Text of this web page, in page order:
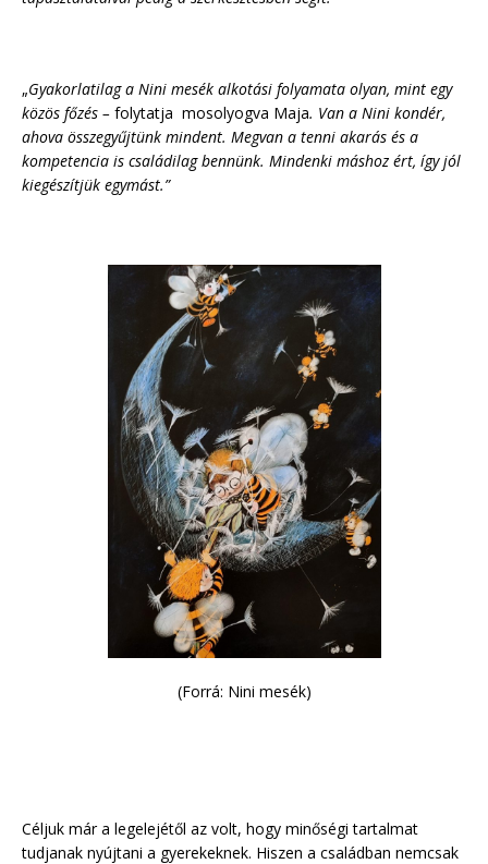
„Gyakorlatilag a Nini mesék alkotási folyamata olyan, mint egy
közös főzés – folytatja mosolyogva Maja. Van a Nini kondér,
ahova összegyűjtünk mindent. Megvan a tenni akarás és a
kompetencia is családilag bennünk. Mindenki máshoz ért, így jól
kiegészítjük egymást.”
(Forrá: Nini mesék)
Céljuk már a legelejétől az volt, hogy minőségi tartalmat
tudjanak nyújtani a gyerekeknek. Hiszen a családban nemcsak